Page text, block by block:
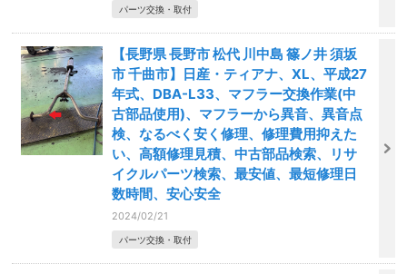
パーツ交換・取付
【長野県 長野市 松代 川中島 篠ノ井 須坂
市 千曲市】日産・ティアナ、XL、平成27
年式、DBA-L33、マフラー交換作業(中
古部品使用)、マフラーから異音、異音点
検、なるべく安く修理、修理費用抑えた
い、高額修理見積、中古部品検索、リサ
イクルパーツ検索、最安値、最短修理日
数時間、安心安全
2024/02/21
パーツ交換・取付